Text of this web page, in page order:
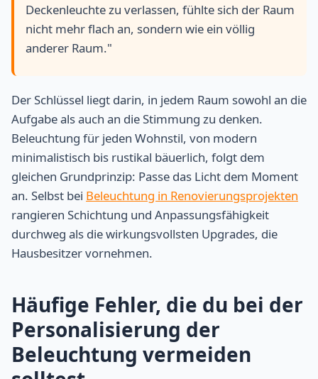
Deckenleuchte zu verlassen, fühlte sich der Raum
nicht mehr flach an, sondern wie ein völlig
anderer Raum."
Der Schlüssel liegt darin, in jedem Raum sowohl an die
Aufgabe als auch an die Stimmung zu denken.
Beleuchtung für jeden Wohnstil, von modern
minimalistisch bis rustikal bäuerlich, folgt dem
gleichen Grundprinzip: Passe das Licht dem Moment
an. Selbst bei Beleuchtung in Renovierungsprojekten
rangieren Schichtung und Anpassungsfähigkeit
durchweg als die wirkungsvollsten Upgrades, die
Hausbesitzer vornehmen.
Häufige Fehler, die du bei der
Personalisierung der
Beleuchtung vermeiden